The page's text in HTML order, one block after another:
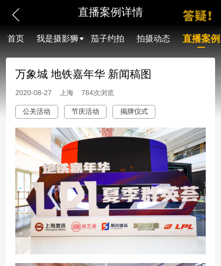
直播案例详情
首页 我是摄影狮 茄子约拍 拍摄动态 直播案例
万象城 地铁嘉年华 新闻稿图
2020-08-27 上海 784次浏览
公关活动 节庆活动 揭牌仪式